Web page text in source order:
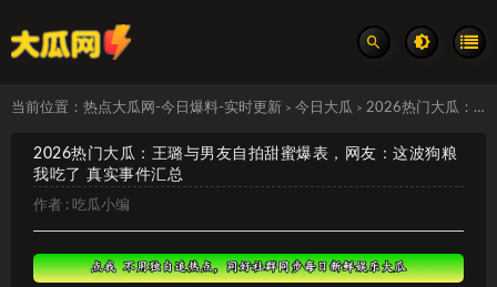
当前位置： 热点大瓜网-今日爆料-实时更新 > 今日大瓜 > 2026热门大瓜：王璐与男友自拍甜蜜爆表，网友：这波狗粮我吃了 真实事件汇总
2026热门大瓜：王璐与男友自拍甜蜜爆表，网友：这波狗粮
我吃了 真实事件汇总
作者 : 吃瓜小编